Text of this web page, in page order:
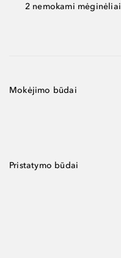
2 nemokami mėginėliai
Mokėjimo būdai
Pristatymo būdai